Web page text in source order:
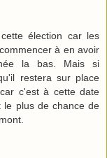
élection car les
à en avoir
la bas. Mais si
restera sur place
c'est à cette date
plus de chance de